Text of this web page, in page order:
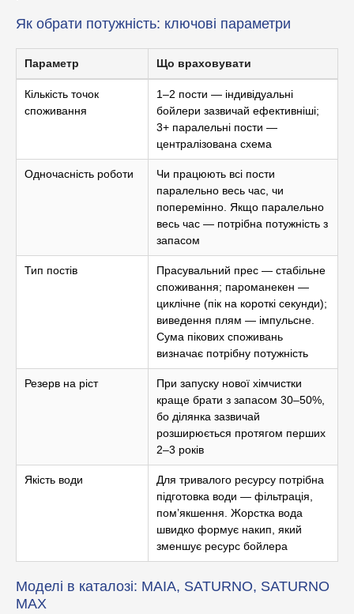
Як обрати потужність: ключові параметри
Параметр Що враховувати
Кількість точок
споживання
1–2 пости — індивідуальні
бойлери зазвичай ефективніші;
3+ паралельні пости —
централізована схема
Одночасність роботи
Чи працюють всі пости
паралельно весь час, чи
поперемінно. Якщо паралельно
весь час — потрібна потужність з
запасом
Тип постів
Прасувальний прес — стабільне
споживання; пароманекен —
циклічне (пік на короткі секунди);
виведення плям — імпульсне.
Сума пікових споживань
визначає потрібну потужність
Резерв на ріст
При запуску нової хімчистки
краще брати з запасом 30–50%,
бо ділянка зазвичай
розширюється протягом перших
2–3 років
Якість води
Для тривалого ресурсу потрібна
підготовка води — фільтрація,
помʼякшення. Жорстка вода
швидко формує накип, який
зменшує ресурс бойлера
Моделі в каталозі: MAIA, SATURNO, SATURNO
MAX